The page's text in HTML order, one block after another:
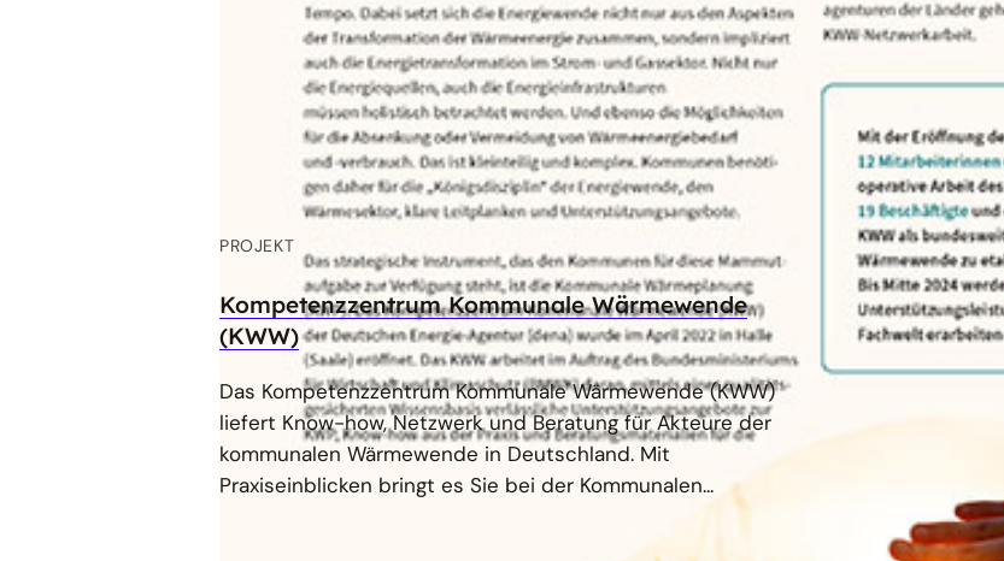
Entwicklung von Lösungen mit. Das KWW bündelt und bereitet Wissen zur
transferiert Know-how und schließt Wissenslücken. Kommunalverwaltung und -
kommunalen Akteurinnen und Akteure erhalten damit Orientierung und Hilfe zur
PROJEKT
Kompetenzzentrum Kommunale Wärmewende
(KWW)
Das Kompetenzzentrum Kommunale Wärmewende (KWW)
liefert Know-how, Netzwerk und Beratung für Akteure der
kommunalen Wärmewende in Deutschland. Mit
Praxiseinblicken bringt es Sie bei der Kommunalen...